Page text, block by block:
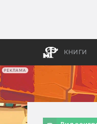
РЕКЛАМА
КНИГИ